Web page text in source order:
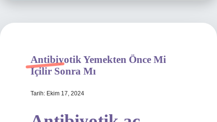
Hakkımızda
Antibiyotik Yemekten Önce Mi
Içilir Sonra Mı
Tarih: Ekim 17, 2024